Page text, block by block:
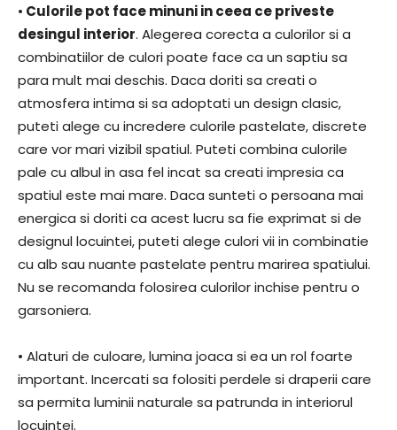
• Culorile pot face minuni in ceea ce priveste
desingul interior. Alegerea corecta a culorilor si a
combinatiilor de culori poate face ca un saptiu sa
para mult mai deschis. Daca doriti sa creati o
atmosfera intima si sa adoptati un design clasic,
puteti alege cu incredere culorile pastelate, discrete
care vor mari vizibil spatiul. Puteti combina culorile
pale cu albul in asa fel incat sa creati impresia ca
spatiul este mai mare. Daca sunteti o persoana mai
energica si doriti ca acest lucru sa fie exprimat si de
designul locuintei, puteti alege culori vii in combinatie
cu alb sau nuante pastelate pentru marirea spatiului.
Nu se recomanda folosirea culorilor inchise pentru o
garsoniera.
• Alaturi de culoare, lumina joaca si ea un rol foarte
important. Incercati sa folositi perdele si draperii care
sa permita luminii naturale sa patrunda in interiorul
locuintei.